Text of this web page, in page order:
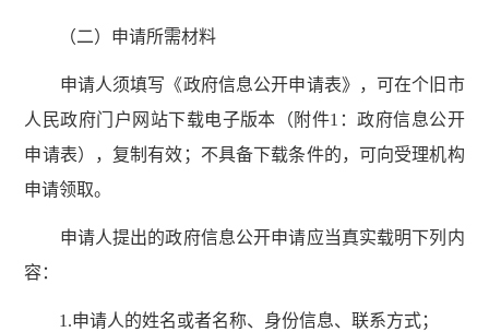
（二）申请所需材料
申请人须填写《政府信息公开申请表》，可在个旧市
人民政府门户网站下载电子版本（附件1：政府信息公开
申请表），复制有效；不具备下载条件的，可向受理机构
申请领取。
申请人提出的政府信息公开申请应当真实载明下列内
容：
1.申请人的姓名或者名称、身份信息、联系方式；